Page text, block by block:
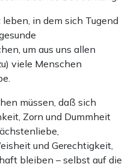
in dem sich Tugend
um aus uns allen
viele Menschen
müssen, daß sich
Zorn und Dummheit
und Gerechtigkeit,
bleiben – selbst auf die